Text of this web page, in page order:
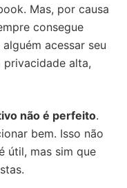
Mas, por causa
consegue
acessar seu
alta,
não é perfeito.
bem. Isso não
útil, mas sim que